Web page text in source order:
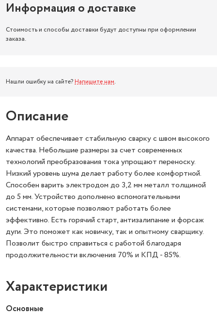
Информация о доставке
Стоимость и способы доставки будут доступны при оформлении
заказа.
Нашли ошибку на сайте? Напишите нам.
Описание
Аппарат обеспечивает стабильную сварку с швом высокого
качества. Небольшие размеры за счет современных
технологий преобразования тока упрощают переноску.
Низкий уровень шума делает работу более комфортной.
Способен варить электродом до 3,2 мм металл толщиной
до 5 мм. Устройство дополнено вспомогательными
системами, которые позволяют работать более
эффективно. Есть горячий старт, антизалипание и форсаж
дуги. Это поможет как новичку, так и опытному сварщику.
Позволит быстро справиться с работой благодаря
продолжительности включения 70% и КПД - 85%.
Характеристики
Основные